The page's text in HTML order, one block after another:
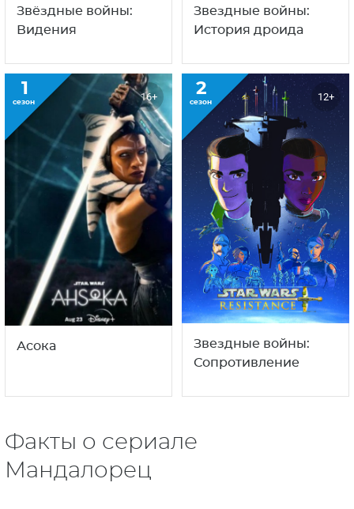
Звёздные войны:
Видения
Звездные войны:
История дроида
1
сезон 16+
Асока
2
сезон 12+
Звездные войны:
Сопротивление
Факты о сериале
Мандалорец